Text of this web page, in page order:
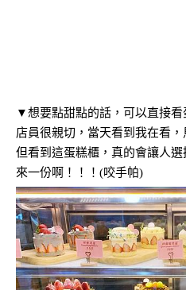
▼想要點甜點的話，可以直接看
店員很親切，當天看到我在看，
但看到這蛋糕櫃，真的會讓人
來一份啊！！！(咬手帕)